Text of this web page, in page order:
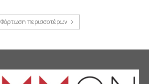
Φόρτωση περισσοτέρων